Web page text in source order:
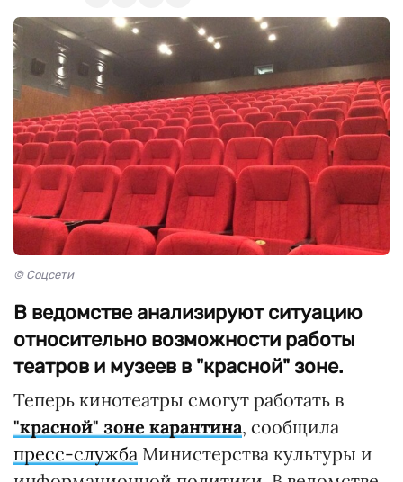
© Соцсети
В ведомстве анализируют ситуацию
относительно возможности работы
театров и музеев в "красной" зоне.
Теперь кинотеатры смогут работать в
"красной" зоне карантина, сообщила
пресс-служба Министерства культуры и